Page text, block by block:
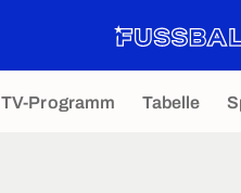
TV-Programm Tabelle